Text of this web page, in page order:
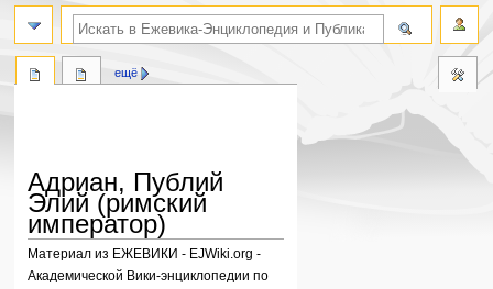
Адриан, Публий
Элий (римский
император)
Материал из ЕЖЕВИКИ - EJWiki.org -
Академической Вики-энциклопедии по
ещё
поиск по словам